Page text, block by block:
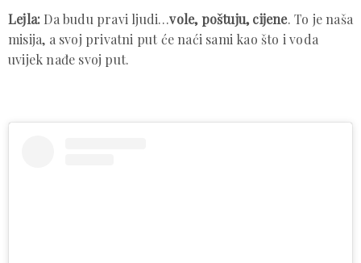
Lejla: Da budu pravi ljudi…vole, poštuju, cijene. To je naša
misija, a svoj privatni put će naći sami kao što i voda
uvijek nađe svoj put.